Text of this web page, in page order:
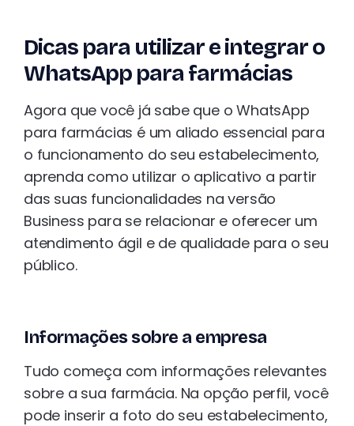
Dicas para utilizar e integrar o
WhatsApp para farmácias
Agora que você já sabe que o WhatsApp
para farmácias é um aliado essencial para
o funcionamento do seu estabelecimento,
aprenda como utilizar o aplicativo a partir
das suas funcionalidades na versão
Business para se relacionar e oferecer um
atendimento ágil e de qualidade para o seu
público.
Informações sobre a empresa
Tudo começa com informações relevantes
sobre a sua farmácia. Na opção perfil, você
pode inserir a foto do seu estabelecimento,